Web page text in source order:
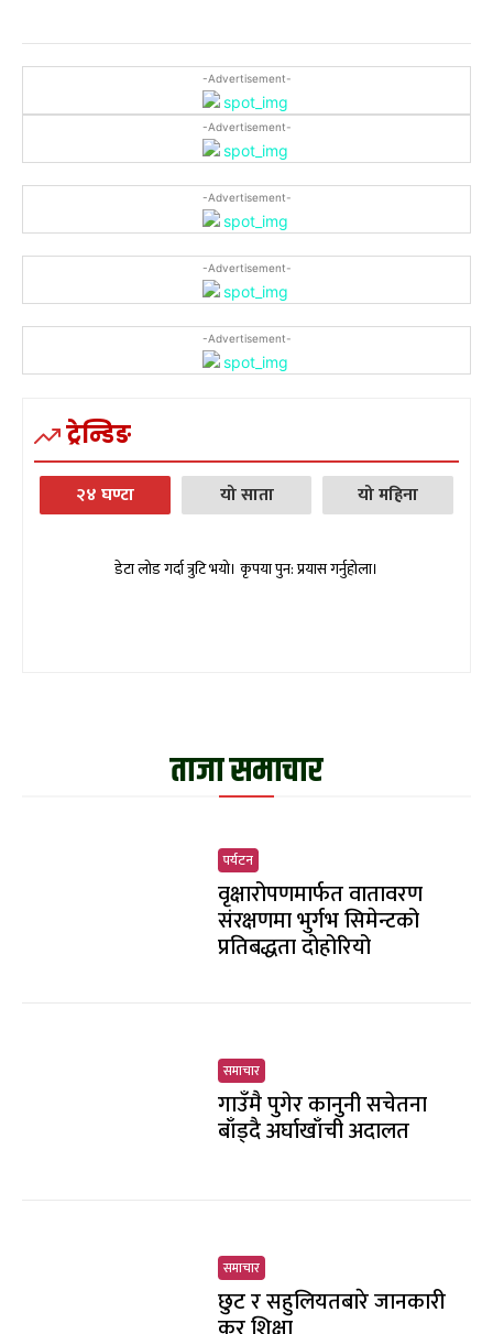
-Advertisement-
-Advertisement-
-Advertisement-
-Advertisement-
-Advertisement-
ट्रेन्डिङ
२४ घण्टा यो साता यो महिना
डेटा लोड गर्दा त्रुटि भयो। कृपया पुन: प्रयास गर्नुहोला।
ताजा समाचार
पर्यटन
वृक्षारोपणमार्फत वातावरण
संरक्षणमा भुर्गभ सिमेन्टको
प्रतिबद्धता दोहोरियो
समाचार
गाउँमै पुगेर कानुनी सचेतना
बाँड्दै अर्घाखाँची अदालत
समाचार
छुट र सहुलियतबारे जानकारी